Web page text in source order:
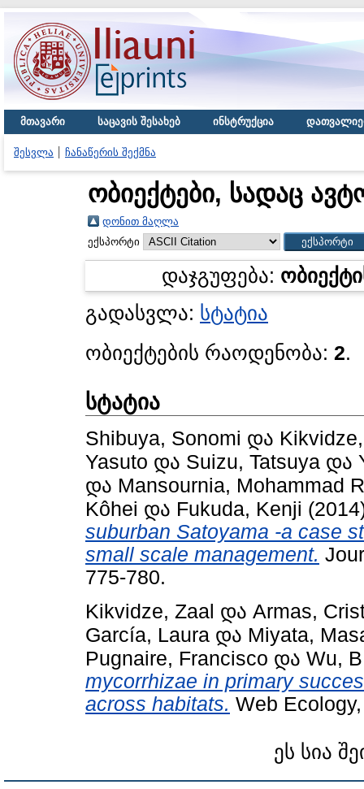
მთავარი საცავის შესახებ ინსტრუქცია
შესვლა ჩანაწერის შექმნა
ობიექტები, სადაც
დონით მაღლა
ექსპორტი
დაჯგუფება:
გადასვლა: სტატია
ობიექტების რაოდენობა: 2.
სტატია
Shibuya, Sonomi და
Yasuto და Suizu, Tatsuya და
და Mansournia, Mohammad
Kôhei და Fukuda, Kenji
suburban Satoyama -a case
small scale management.
775-780.
Kikvidze, Zaal და Armas,
García, Laura და Miyata,
Pugnaire, Francisco და Wu, B
mycorrhizae in primary
across habitats. Web
ეს სია